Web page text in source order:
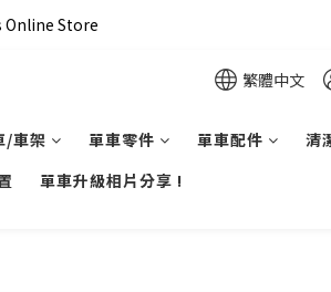
享本地免運費優惠!!
Online Store
繁體中文
/車架 單車零件 單車配件 清
單車升級相片分享 !